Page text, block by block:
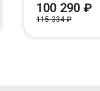
100 290 ₽
115 334 ₽